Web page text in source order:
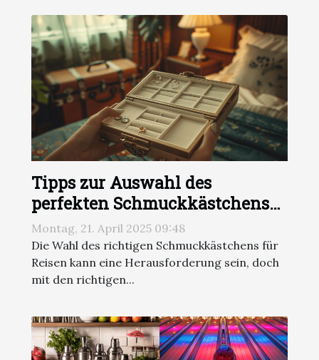
Tipps zur Auswahl des
perfekten Schmuckkästchens
für jede Reise
Montag, 21. April 2025 09:48
Die Wahl des richtigen Schmuckkästchens für
Reisen kann eine Herausforderung sein, doch
mit den richtigen...